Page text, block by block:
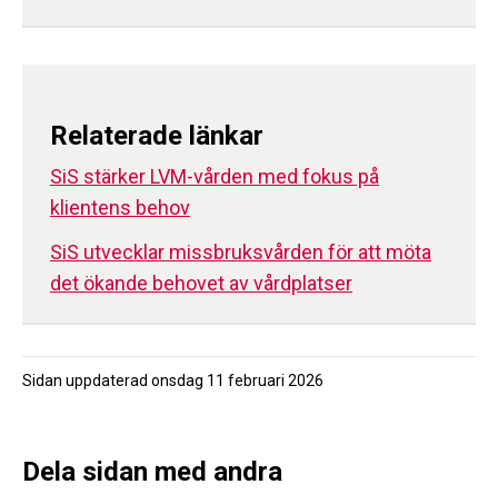
Relaterade länkar
SiS stärker LVM-vården med fokus på
klientens behov
SiS utvecklar missbruksvården för att möta
det ökande behovet av vårdplatser
Sidan uppdaterad onsdag 11 februari 2026
Dela sidan med andra